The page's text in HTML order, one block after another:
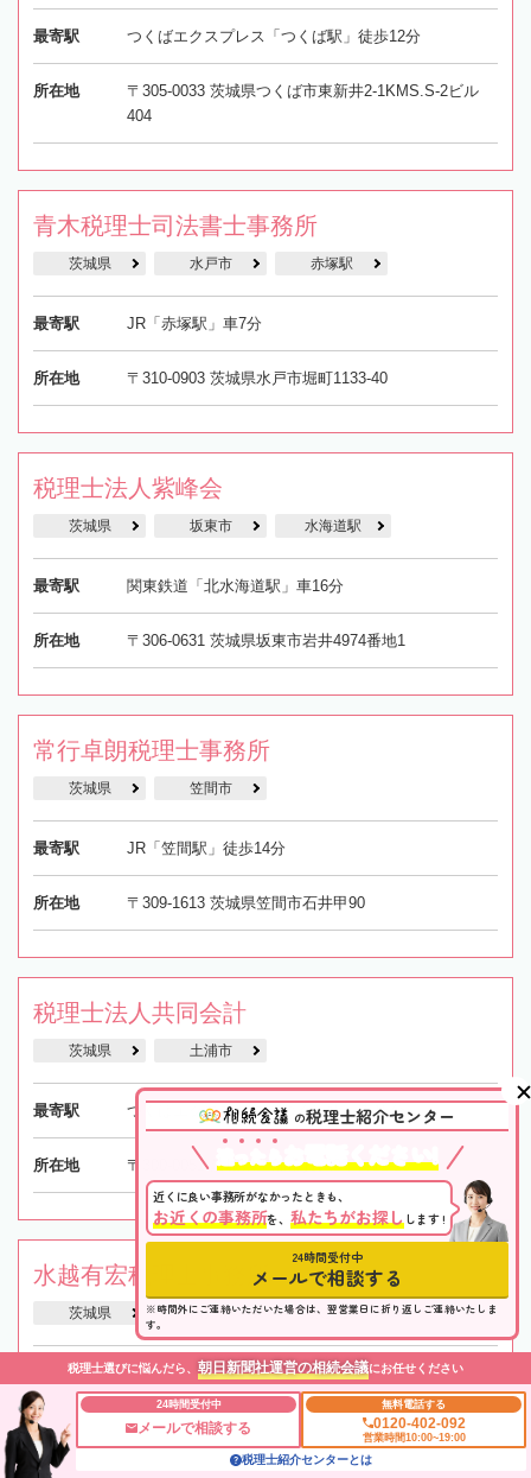
最寄駅 つくばエクスプレス「つくば駅」徒歩12分
所在地
〒305-0033 茨城県つくば市東新井2-1KMS.S-2ビル
404
青木税理士司法書士事務所
茨城県 水戸市 赤塚駅
最寄駅 JR「赤塚駅」車7分
所在地 〒310-0903 茨城県水戸市堀町1133-40
税理士法人紫峰会
茨城県 坂東市 水海道駅
最寄駅 関東鉄道「北水海道駅」車16分
所在地 〒306-0631 茨城県坂東市岩井4974番地1
常行卓朗税理士事務所
茨城県 笠間市
最寄駅 JR「笠間駅」徒歩14分
所在地 〒309-1613 茨城県笠間市石井甲90
税理士法人共同会計
茨城県 土浦市
最寄駅 つくばエクスプレス「つくば駅」車15分
所在地 〒300-0051 茨城県土浦市真鍋2丁目12-10
水越有宏税理士事務所
茨城県 水戸市 水戸駅
最寄駅 JR「水戸駅」車10分
所在地 〒310-0852 茨城県水戸市笠原町600-17-2F
税理士選びに悩んだら、 朝日新聞社運営の相続会議にお任せください
24時間受付中
メールで相談する
無料電話する
0120-402-092
営業時間10:00~19:00
税理士紹介センターとは
の税理士紹介センター
ったら
近くに良い事務所がなかったときも、
お近くの事務所を、 私たちがお探しします !
24時間受付中
メールで相談する
※時間外にご連絡いただいた場合は、翌営業日に折り返しご連絡いたしま
す。